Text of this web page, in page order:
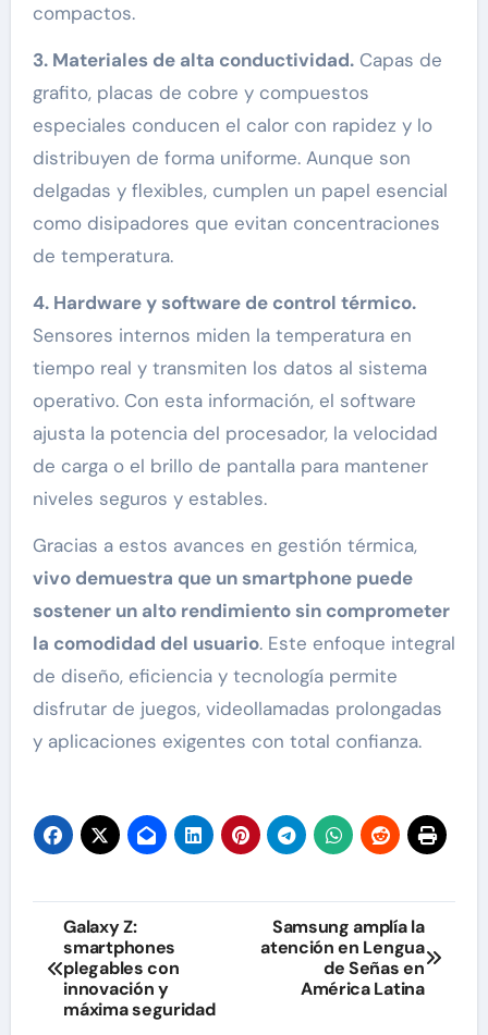
compactos.
3. Materiales de alta conductividad.Capas de
grafito, placas de cobre y compuestos
especiales conducen el calor con rapidez y lo
distribuyen de forma uniforme. Aunque son
delgadas y flexibles, cumplen un papel esencial
como disipadores que evitan concentraciones
de temperatura.
4. Hardware y software de control térmico.
Sensores internos miden la temperatura en
tiempo real y transmiten los datos al sistema
operativo. Con esta información, el software
ajusta la potencia del procesador, la velocidad
de carga o el brillo de pantalla para mantener
niveles seguros y estables.
Gracias a estos avances en gestión térmica,
vivo demuestra que un smartphone puede
sostener un alto rendimiento sin comprometer
la comodidad del usuario. Este enfoque integral
de diseño, eficiencia y tecnología permite
disfrutar de juegos, videollamadas prolongadas
y aplicaciones exigentes con total confianza.
Navegación
de
entradas
Galaxy Z:
smartphones
plegables con
innovación y
máxima seguridad
Samsung amplía la
atención en Lengua
de Señas en
América Latina